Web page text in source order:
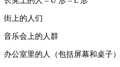
街上的人们
音乐会上的人群
办公室里的人（包括屏幕和桌子）